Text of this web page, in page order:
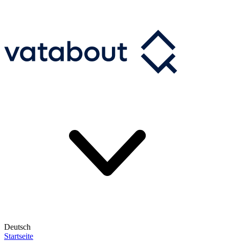
Deutsch
Startseite